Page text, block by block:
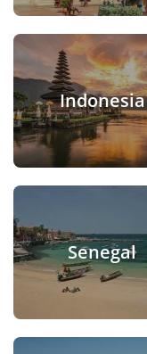
Indonesia
Senegal